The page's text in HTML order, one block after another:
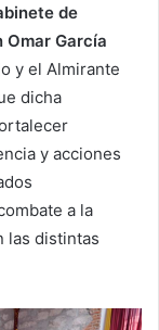
de
García
y el Almirante
dicha
y acciones
a la
las distintas